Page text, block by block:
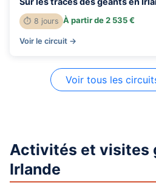
⏱ 8 jours À partir de 2 535 €
Voir le circuit →
Voir tous les
Activités et visites
Irlande